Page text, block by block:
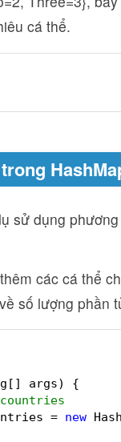
cá thể.
sử dụng
các cá thể
số lượng phần
args) {
= new